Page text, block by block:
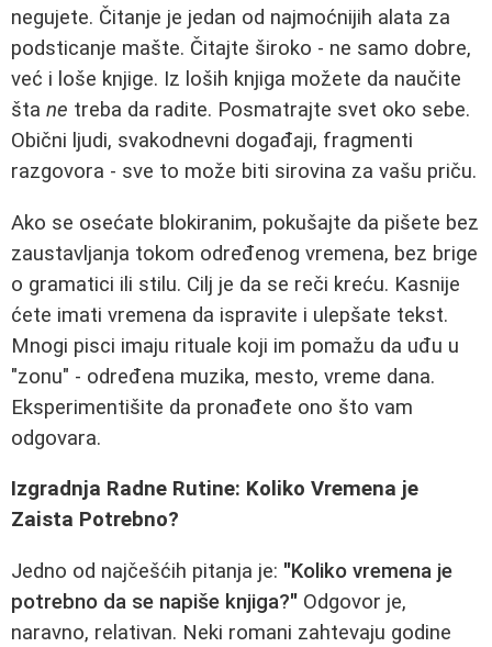
negujete. Čitanje je jedan od najmoćnijih alata za
podsticanje mašte. Čitajte široko - ne samo dobre,
već i loše knjige. Iz loših knjiga možete da naučite
šta ne treba da radite. Posmatrajte svet oko sebe.
Obični ljudi, svakodnevni događaji, fragmenti
razgovora - sve to može biti sirovina za vašu priču.
Ako se osećate blokiranim, pokušajte da pišete bez
zaustavljanja tokom određenog vremena, bez brige
o gramatici ili stilu. Cilj je da se reči kreću. Kasnije
ćete imati vremena da ispravite i ulepšate tekst.
Mnogi pisci imaju rituale koji im pomažu da uđu u
"zonu" - određena muzika, mesto, vreme dana.
Eksperimentišite da pronađete ono što vam
odgovara.
Izgradnja Radne Rutine: Koliko Vremena je
Zaista Potrebno?
Jedno od najčešćih pitanja je: "Koliko vremena je
potrebno da se napiše knjiga?" Odgovor je,
naravno, relativan. Neki romani zahtevaju godine